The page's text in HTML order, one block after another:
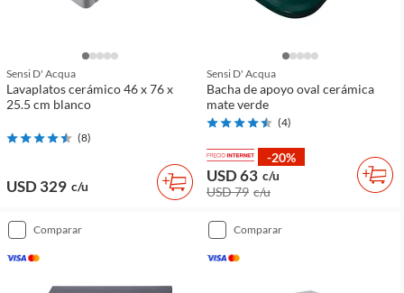
Sensi D' Acqua
Lavaplatos cerámico 46 x 76 x
25.5 cm blanco
(8)
USD 329 c/u
Sensi D' Acqua
Bacha de apoyo oval cerámica
mate verde
(4)
-20%
USD 63 c/u
USD 79 c/u
comparar comparar